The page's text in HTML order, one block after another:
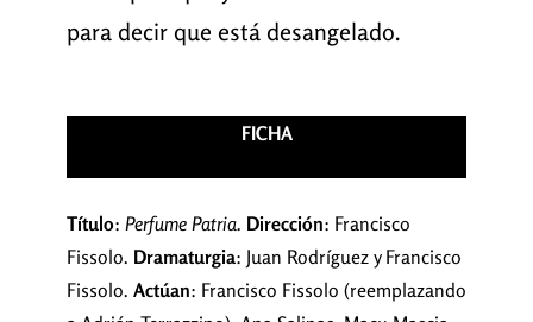
para decir que está desangelado.
FICHA
Título: Perfume Patria. Dirección: Francisco
Fissolo. Dramaturgia: Juan Rodríguez y Francisco
Fissolo. Actúan: Francisco Fissolo (reemplazando